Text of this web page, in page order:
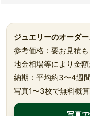
ジュエリーのオーダ
参考価格：要お見積も
地金相場等により金
納期：平均約3〜4週間
写真1〜3枚で無料概
写真